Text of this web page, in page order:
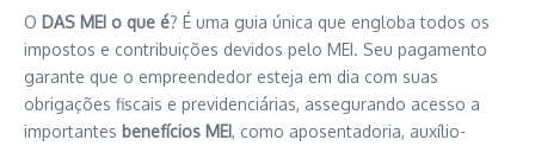
O DAS MEI o que é? É uma guia única que engloba todos os
impostos e contribuições devidos pelo MEI. Seu pagamento
garante que o empreendedor esteja em dia com suas
obrigações fiscais e previdenciárias, assegurando acesso a
importantes benefícios MEI, como aposentadoria, auxílio-